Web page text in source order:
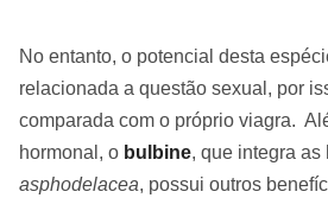
No entanto, o potencial desta
relacionada a questão sexual, por
comparada com o próprio viagra.
hormonal, o bulbine, que integra
asphodelacea, possui outros